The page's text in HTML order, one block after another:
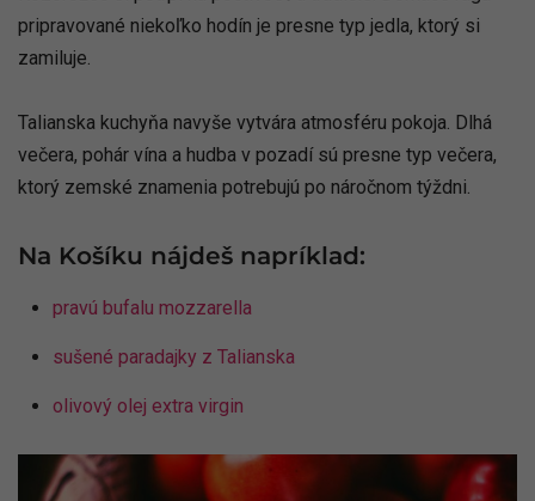
pripravované niekoľko hodín je presne typ jedla, ktorý si
zamiluje.
Talianska kuchyňa navyše vytvára atmosféru pokoja. Dlhá
večera, pohár vína a hudba v pozadí sú presne typ večera,
ktorý zemské znamenia potrebujú po náročnom týždni.
Na Košíku nájdeš napríklad:
pravú bufalu mozzarella
sušené paradajky z Talianska
olivový olej extra virgin